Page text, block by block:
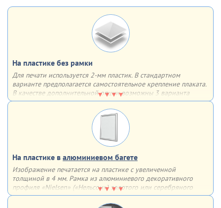
На пластике без рамки
Для печати используется 2-мм пластик. В стандартном
варианте предполагается самостоятельное крепление плаката.
В качестве дополнительной опции возможны 3 варианта
крепления на выбор
отверстия, укрепленные люверсами
На пластике в алюминиевом багете
Изображение печатается на пластике с увеличенной
толщиной в 4 мм. Рамка из алюминиевого декоративного
профиля «Nielsen» («Нельсон») золотого или серебряного
цвета придаст завершенность плакату и сделает его частью